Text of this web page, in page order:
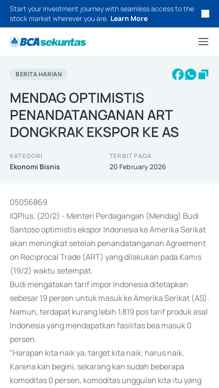
Start your investment journey with seamless access to the
stock market wherever you are. Learn More
BERITA HARIAN
MENDAG OPTIMISTIS
PENANDATANGANAN ART
DONGKRAK EKSPOR KE AS
KATEGORI
Ekonomi Bisnis
TERBIT PADA
20 February 2026
05056869
IQPlus, (20/2) - Menteri Perdagangan (Mendag) Budi
Santoso optimistis ekspor Indonesia ke Amerika Serikat
akan meningkat setelah penandatanganan Agreement
on Reciprocal Trade (ART) yang dilakukan pada Kamis
(19/2) waktu setempat.
Budi mengatakan tarif impor Indonesia ditetapkan
sebesar 19 persen untuk masuk ke Amerika Serikat (AS).
Namun, terdapat kurang lebih 1.819 pos tarif produk asal
Indonesia yang mendapatkan fasilitas bea masuk 0
persen.
"Harapan kita naik ya, target kita naik, harus naik.
Karena kan begini, sekarang kan sudah beberapa
komoditas 0 persen, komoditas unggulan kita itu yang